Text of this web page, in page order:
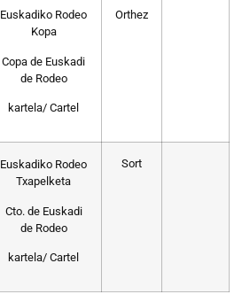
Euskadiko Rodeo
Kopa
Copa de Euskadi
de Rodeo
kartela/ Cartel
Orthez
Euskadiko Rodeo
Txapelketa
Cto. de Euskadi
de Rodeo
kartela/ Cartel
Sort